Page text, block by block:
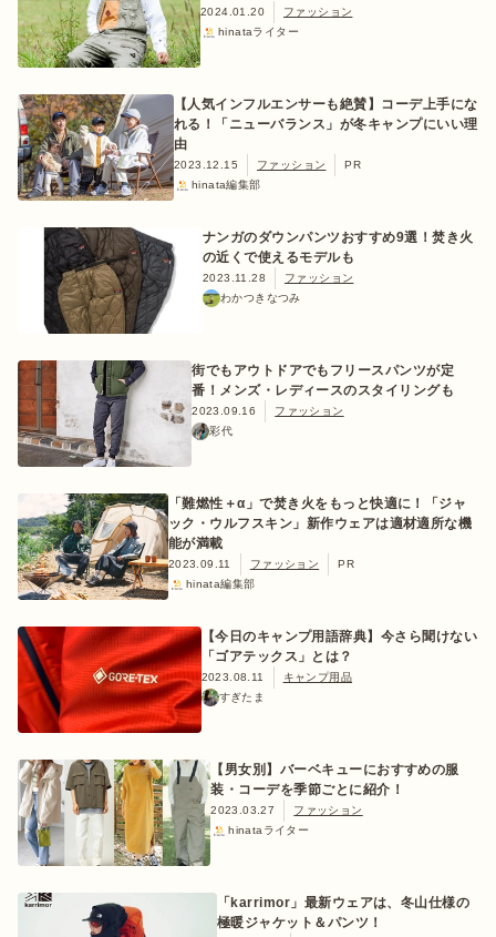
2024.01.20
ファッション
hinataライター
【人気インフルエンサーも絶賛】コーデ上手にな
れる！「ニューバランス」が冬キャンプにいい理
由
2023.12.15 ファッション
PR
hinata編集部
ナンガのダウンパンツおすすめ9選！焚き火
の近くで使えるモデルも
2023.11.28
ファッション
わかつきなつみ
街でもアウトドアでもフリースパンツが定
番！メンズ・レディースのスタイリングも
2023.09.16
ファッション
彩代
「難燃性＋α」で焚き火をもっと快適に！「ジャ
ック・ウルフスキン」新作ウェアは適材適所な機
能が満載
2023.09.11 ファッション
PR
hinata編集部
【今日のキャンプ用語辞典】今さら聞けない
「ゴアテックス」とは？
2023.08.11
キャンプ用品
すぎたま
【男女別】バーベキューにおすすめの服
装・コーデを季節ごとに紹介！
2023.03.27
ファッション
hinataライター
「karrimor」最新ウェアは、冬山仕様の
極暖ジャケット＆パンツ！